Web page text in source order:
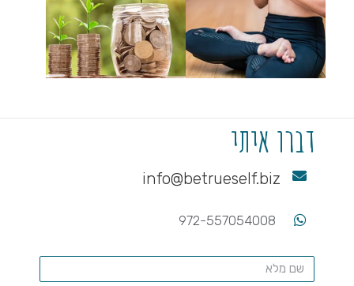
דברו איתי
info@betrueself.biz
972-557054008